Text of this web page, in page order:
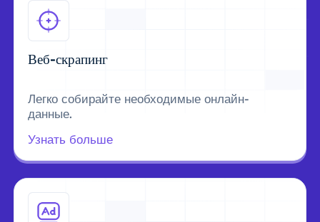
Веб-скрапинг
Легко собирайте необходимые онлайн-
данные.
Узнать больше